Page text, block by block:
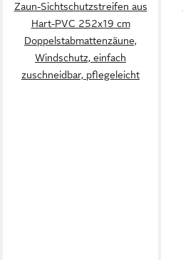
Zaun-Sichtschutzstreifen aus
Hart-PVC 252x19 cm
Doppelstabmattenzäune,
Windschutz, einfach
zuschneidbar, pflegeleicht